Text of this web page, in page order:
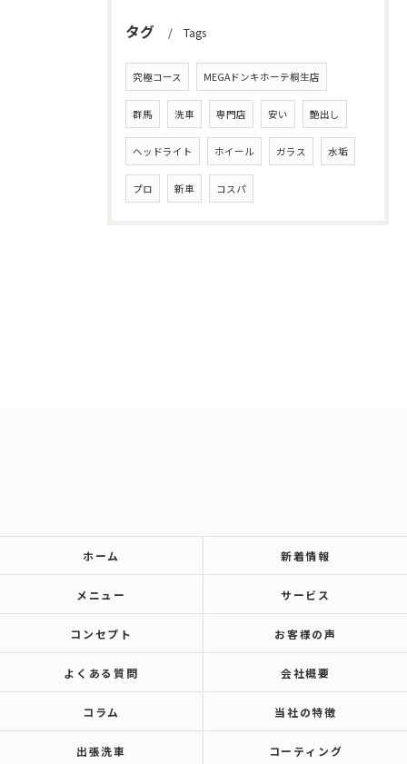
タグ Tags
究極コース MEGAドンキホーテ桐生店
群馬 洗車 専門店 安い 艶出し
ヘッドライト ホイール ガラス 水垢
プロ 新車 コスパ
ホーム 新着情報
メニュー サービス
コンセプト お客様の声
よくある質問 会社概要
コラム 当社の特徴
出張洗車 コーティング